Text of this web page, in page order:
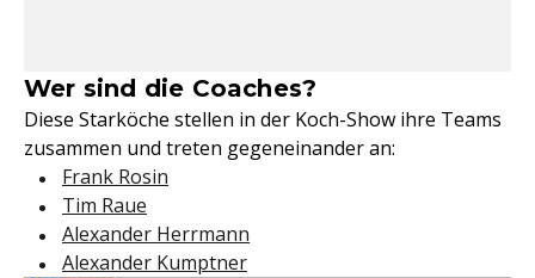
Wer sind die Coaches?
Diese Starköche stellen in der Koch-Show ihre Teams
zusammen und treten gegeneinander an:
Frank Rosin
Tim Raue
Alexander Herrmann
Alexander Kumptner